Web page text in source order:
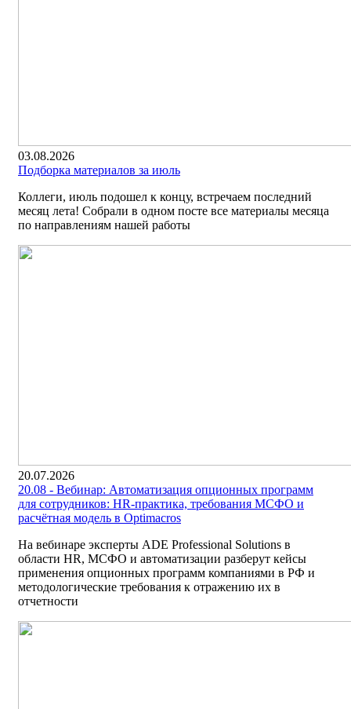
03.08.2026
Подборка материалов за июль
Коллеги, июль подошел к концу, встречаем последний
месяц лета! Собрали в одном посте все материалы месяца
по направлениям нашей работы
20.07.2026
20.08 - Вебинар: Автоматизация опционных программ
для сотрудников: HR-практика, требования МСФО и
расчётная модель в Optimacros
На вебинаре эксперты ADE Professional Solutions в
области HR, МСФО и автоматизации разберут кейсы
применения опционных программ компаниями в РФ и
методологические требования к отражению их в
отчетности